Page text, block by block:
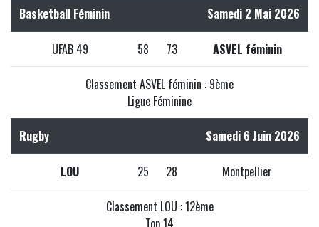
Basketball Féminin Samedi 2 Mai 2026
UFAB 49 58 73 ASVEL féminin
Classement ASVEL féminin : 9ème
Ligue Féminine
Rugby Samedi 6 Juin 2026
LOU 25 28 Montpellier
Classement LOU : 12ème
Top 14